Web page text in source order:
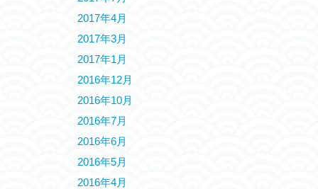
2017年4月
2017年3月
2017年1月
2016年12月
2016年10月
2016年7月
2016年6月
2016年5月
2016年4月